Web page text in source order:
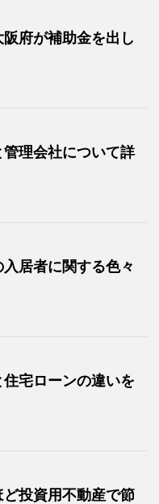
府が補助金を出し
理会社について詳
居者に関する色々
宅ローンの違いを
投資用不動産で節